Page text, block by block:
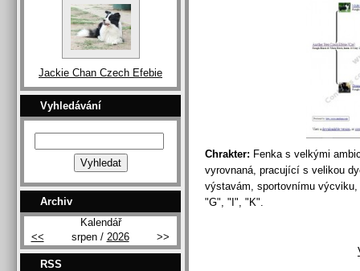
Chrakter: Fenka s velkými
vyrovnaná, pracující s velikou
výstavám, sportovnímu
"G", "I", "K".
Jackie Chan Czech Efebie
Vyhledávání
Archiv
Kalendář
<<
srpen / 2026 >>
RSS